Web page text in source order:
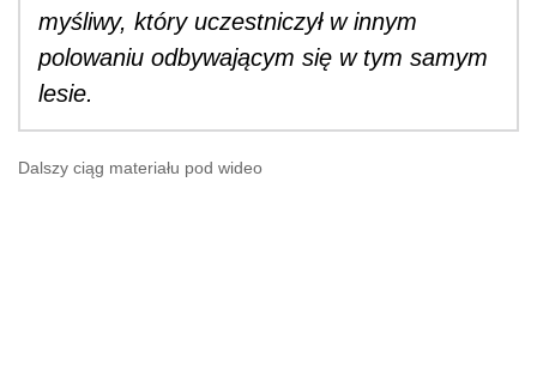
myśliwy, który uczestniczył w innym
polowaniu odbywającym się w tym samym
lesie.
Dalszy ciąg materiału pod wideo